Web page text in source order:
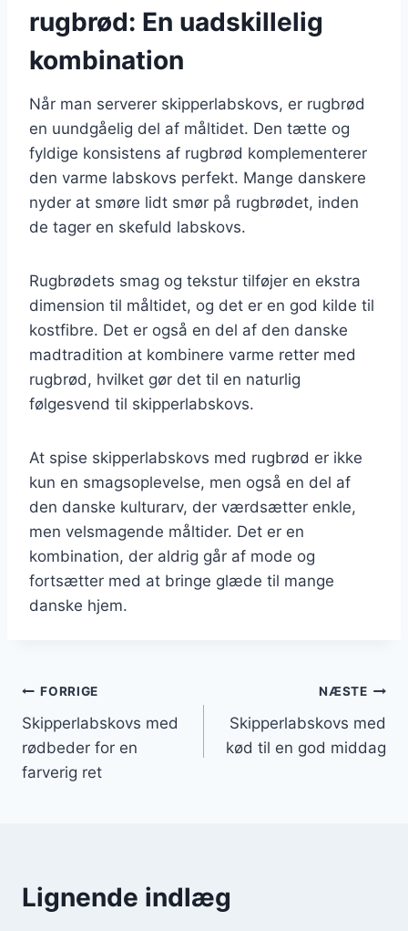
rugbrød: En uadskillelig
kombination
Når man serverer skipperlabskovs, er rugbrød
en uundgåelig del af måltidet. Den tætte og
fyldige konsistens af rugbrød komplementerer
den varme labskovs perfekt. Mange danskere
nyder at smøre lidt smør på rugbrødet, inden
de tager en skefuld labskovs.
Rugbrødets smag og tekstur tilføjer en ekstra
dimension til måltidet, og det er en god kilde til
kostfibre. Det er også en del af den danske
madtradition at kombinere varme retter med
rugbrød, hvilket gør det til en naturlig
følgesvend til skipperlabskovs.
At spise skipperlabskovs med rugbrød er ikke
kun en smagsoplevelse, men også en del af
den danske kulturarv, der værdsætter enkle,
men velsmagende måltider. Det er en
kombination, der aldrig går af mode og
fortsætter med at bringe glæde til mange
danske hjem.
Indlægsnavigation
FORRIGE
Skipperlabskovs med
rødbeder for en
farverig ret
NÆSTE
Skipperlabskovs med
kød til en god middag
Lignende indlæg